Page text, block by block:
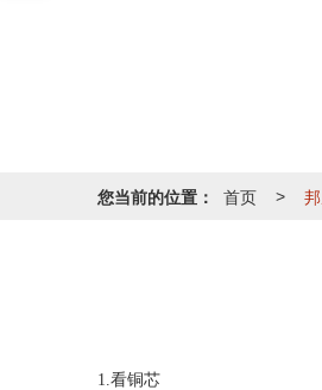
您当前的位置： 首页 >
1.看铜芯